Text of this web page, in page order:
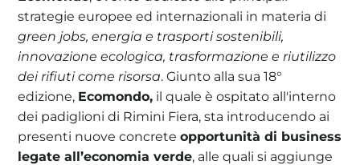
strategie europee ed internazionali in materia di
green jobs, energia e trasporti sostenibili,
innovazione ecologica, trasformazione e riutilizzo
dei rifiuti come risorsa. Giunto alla sua 18°
edizione, Ecomondo, il quale è ospitato all'interno
dei padiglioni di Rimini Fiera, sta introducendo ai
presenti nuove concreteopportunità di business
legate all’economia verde, alle quali si aggiunge